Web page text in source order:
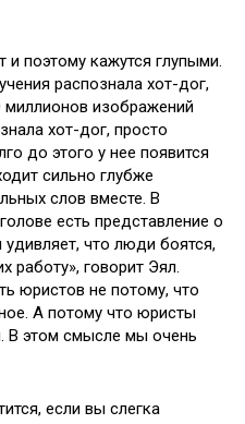
поэтому кажутся глупыми.
распознала хот-дог,
миллионов изображений
хот-дог, просто
до этого у нее появится
сильно глубже
слов вместе. В
есть представление о
что люди боятся,
работу», говорит Эял.
юристов не потому, что
А потому что юристы
В этом смысле мы очень
если вы слегка